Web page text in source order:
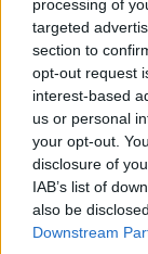
processing of
targeted
section to
opt-out request
interest-based
us or personal
your opt-out.
disclosure of
IAB’s list of
also be
Downstream
Αυξημένη
αναμένονται
Πρωί